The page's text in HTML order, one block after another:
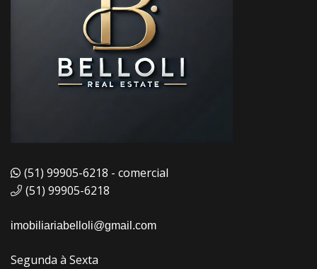
(51) 99905-6218 - comercial
(51) 99905-6218
imobiliariabelloli@gmail.com
Segunda à Sexta